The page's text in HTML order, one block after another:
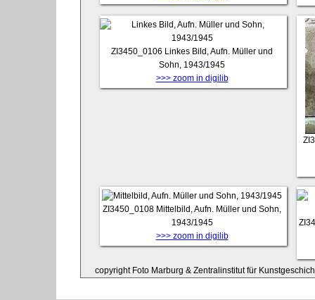
ZI3450_0106 Linkes Bild, Aufn. Müller und
Sohn, 1943/1945
>>> zoom in digilib
ZI3450_0108 Mittelbild, Aufn. Müller und Sohn,
1943/1945
>>> zoom in digilib
copyright Foto Marburg & Zentralinstitut für